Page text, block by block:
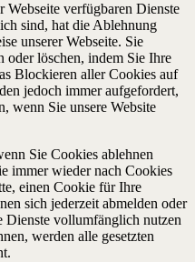
Webseite verfügbaren Dienste
sind, hat die Ablehnung
unserer Webseite. Sie
oder löschen, indem Sie Ihre
Blockieren aller Cookies auf
jedoch immer aufgefordert,
wenn Sie unsere Website
Sie Cookies ablehnen
immer wieder nach Cookies
einen Cookie für Ihre
sich jederzeit abmelden oder
Dienste vollumfänglich nutzen
werden alle gesetzten